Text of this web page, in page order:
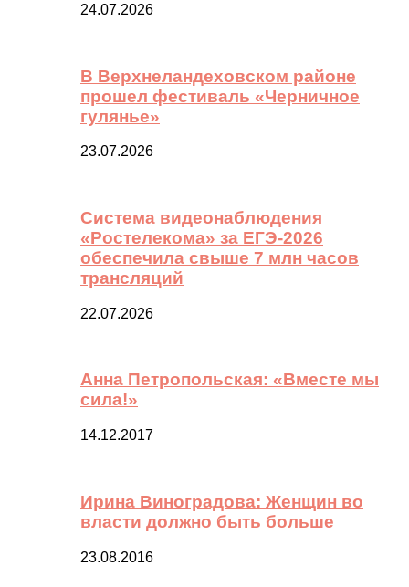
24.07.2026
В Верхнеландеховском районе
прошел фестиваль «Черничное
гулянье»
23.07.2026
Система видеонаблюдения
«Ростелекома» за ЕГЭ-2026
обеспечила свыше 7 млн часов
трансляций
22.07.2026
Анна Петропольская: «Вместе мы
сила!»
14.12.2017
Ирина Виноградова: Женщин во
власти должно быть больше
23.08.2016